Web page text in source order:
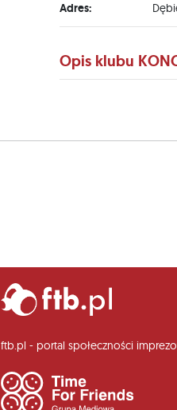
Adres:
Opis klubu
ftb.pl - portal społeczności